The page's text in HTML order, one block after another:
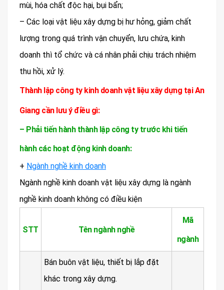
mùi, hóa chất độc hại, bụi bẩn;
– Các loại vật liệu xây dựng bị hư hỏng, giảm chất
lượng trong quá trình vận chuyển, lưu chứa, kinh
doanh thì tổ chức và cá nhân phải chịu trách nhiệm
thu hồi, xử lý.
Thành lập công ty kinh doanh vật liệu xây dựng tại An
Giang cần lưu ý điều gì:
– Phải tiến hành thành lập công ty trước khi tiến
hành các hoạt động kinh doanh:
+ Ngành nghề kinh doanh
Ngành nghề kinh doanh vật liệu xây dựng là ngành
nghề kinh doanh không có điều kiện
STT Tên ngành nghề
Mã
ngành
Bán buôn vật liệu, thiết bị lắp đặt
khác trong xây dựng.